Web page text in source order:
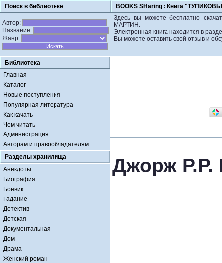
Поиск в библиотеке BOOKS SHaring : Книга
Автор:
Название:
Жанр:
Здесь вы можете бесплатно
МАРТИН.
Электронная книга находится в
Вы можете оставить свой отзыв и
Библиотека
Главная
Каталог
Новые поступления
Популярная литература
Как качать
Чем читать
Администрация
Авторам и правообладателям
Разделы хранилища
Анекдоты
Биография
Боевик
Гадание
Детектив
Детская
Документальная
Дом
Драма
Женский роман
Джорж